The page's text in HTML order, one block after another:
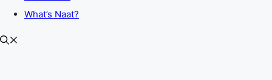
What’s Naat?